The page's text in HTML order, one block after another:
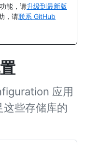
能，请升级到最新版
，请联系 GitHub
应用
些存储库的